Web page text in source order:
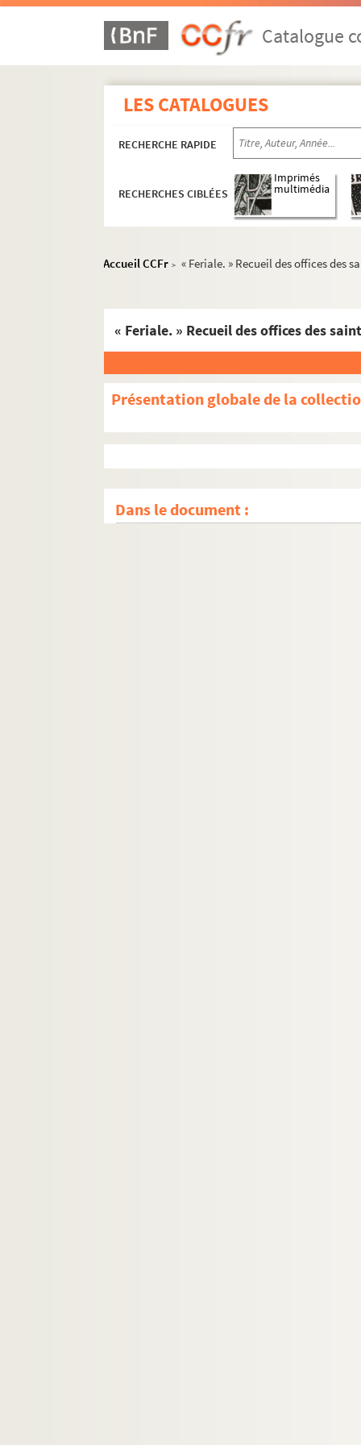
Catalogue
LES CATALOGUES
RECHERCHE RAPIDE
RECHERCHES CIBLÉES
Imprimés
multimédia
Accueil CCFr > « Feriale. » Recueil des offices des
« Feriale. » Recueil des offices des
Présentation globale de la
Dans le document :